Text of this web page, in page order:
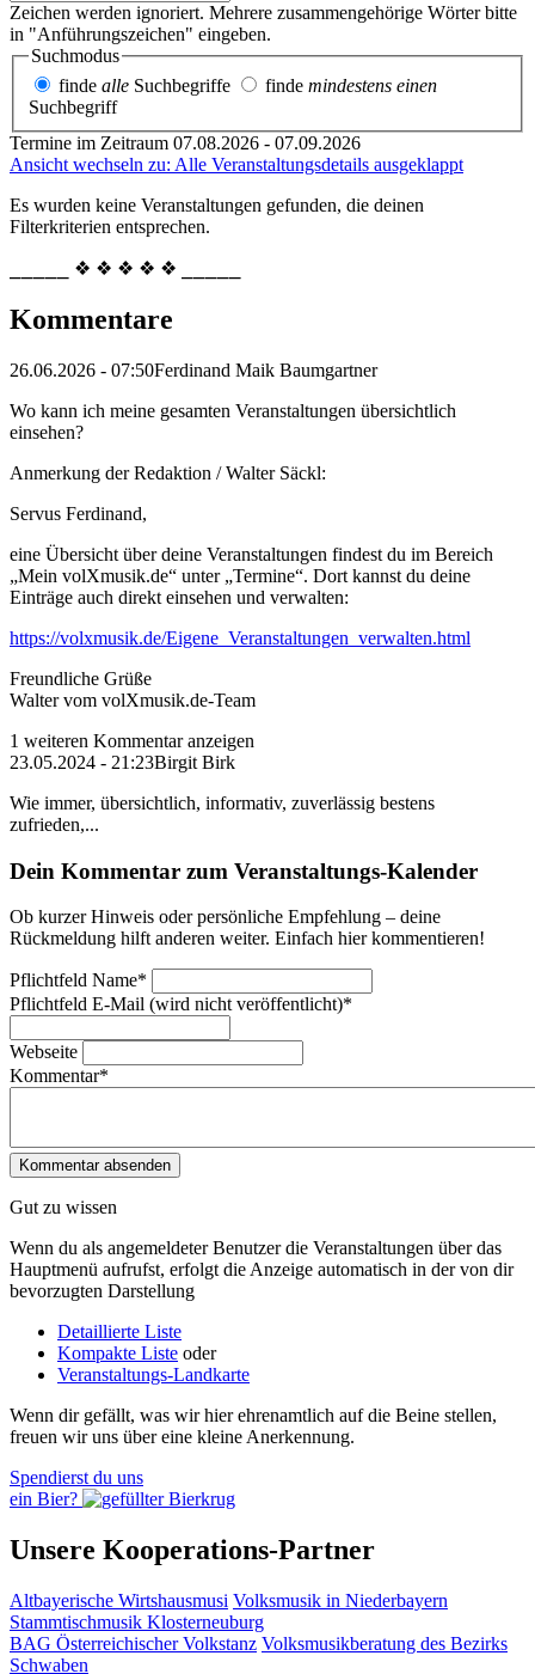
Zeichen werden ignoriert. Mehrere zusammengehörige Wörter bitte
in "Anführungszeichen" eingeben.
Suchmodus
finde alle Suchbegriffe finde mindestens einen
Suchbegriff
Termine im Zeitraum 07.08.2026 - 07.09.2026
Ansicht wechseln zu: Alle Veranstaltungsdetails ausgeklappt
Es wurden keine Veranstaltungen gefunden, die deinen
Filterkriterien entsprechen.
⎯⎯⎯⎯⎯ ❖ ❖ ❖ ❖ ❖ ⎯⎯⎯⎯⎯
Kommentare
26.06.2026 - 07:50Ferdinand Maik Baumgartner
Wo kann ich meine gesamten Veranstaltungen übersichtlich
einsehen?
Anmerkung der Redaktion /Walter Säckl:
Servus Ferdinand,
eine Übersicht über deine Veranstaltungen findest du im Bereich
„Mein volXmusik.de“ unter „Termine“. Dort kannst du deine
Einträge auch direkt einsehen und verwalten:
https://volxmusik.de/Eigene_Veranstaltungen_verwalten.html
Freundliche Grüße
Walter vom volXmusik.de-Team
1 weiteren Kommentar anzeigen
23.05.2024 - 21:23Birgit Birk
Wie immer, übersichtlich, informativ, zuverlässig bestens
zufrieden,...
Dein Kommentar zum Veranstaltungs-Kalender
Ob kurzer Hinweis oder persönliche Empfehlung – deine
Rückmeldung hilft anderen weiter. Einfach hier kommentieren!
Pflichtfeld Name*
Pflichtfeld E-Mail (wird nicht veröffentlicht)*
Webseite
Kommentar*
Gut zu wissen
Wenn du als angemeldeter Benutzer die Veranstaltungen über das
Hauptmenü aufrufst, erfolgt die Anzeige automatisch in der von dir
bevorzugten Darstellung
Detaillierte Liste
Kompakte Liste oder
Veranstaltungs-Landkarte
Wenn dir gefällt, was wir hier ehrenamtlich auf die Beine stellen,
freuen wir uns über eine kleine Anerkennung.
Spendierst du uns
ein Bier?
Unsere Kooperations-Partner
Altbayerische Wirtshausmusi Volksmusik in Niederbayern
Stammtischmusik Klosterneuburg
BAG Österreichischer Volkstanz Volksmusikberatung des Bezirks
Schwaben